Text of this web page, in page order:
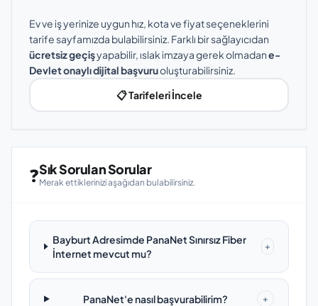
Ev ve iş yerinize uygun hız, kota ve fiyat seçeneklerini
tarife sayfamızda bulabilirsiniz. Farklı bir sağlayıcıdan
ücretsiz geçişyapabilir, ıslak imzaya gerek olmadane-
Devlet onaylı dijital başvuruoluşturabilirsiniz.
📋 Tarifeleri İncele
❓Sık Sorulan Sorular
Merak ettiklerinizi aşağıdan bulabilirsiniz.
Bayburt Adresimde PanaNet Sınırsız Fiber
İnternet mevcut mu?
+
PanaNet'e nasıl başvurabilirim? +